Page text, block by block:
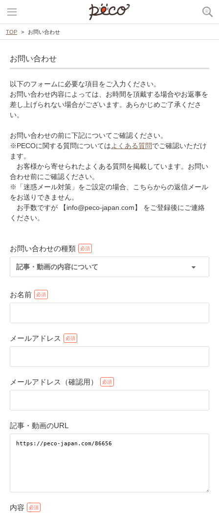
TOP お問い合わせ
お問い合わせ
以下のフォームに必要な項目をご入力ください。
お問い合わせ内容によっては、お時間を頂戴する場合やお返事を
差し上げられない場合がございます。あらかじめご了承くださ
い。
お問い合わせの前に下記についてご確認ください。
※PECOに関する質問についてはよくある質問でご確認いただけ
ます。
お客様から寄せられたよくある質問を掲載しています。お問い
合わせ前にご確認ください。
※「迷惑メール対策」をご設定の場合、こちらからの返信メール
をお送りできません。
お手数ですが 【info@peco-japan.com】 をご登録後にご連絡
ください。
お問い合わせの種類
記事・動画の内容について
お名前
メールアドレス
メールアドレス（確認用）
記事・動画のURL
内容
アプリで開く